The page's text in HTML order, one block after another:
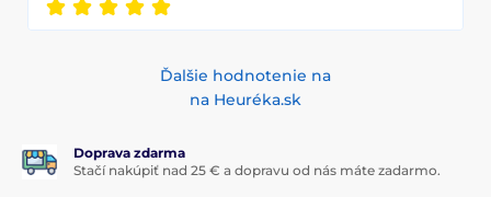
Ďalšie hodnotenie na
na Heuréka.sk
Doprava zdarma
Stačí nakúpiť nad 25 € a dopravu od nás máte zadarmo.